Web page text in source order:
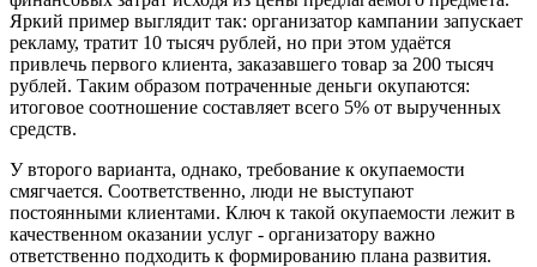
Яркий пример выглядит так: организатор кампании запускает
рекламу, тратит 10 тысяч рублей, но при этом удаётся
привлечь первого клиента, заказавшего товар за 200 тысяч
рублей. Таким образом потраченные деньги окупаются:
итоговое соотношение составляет всего 5% от вырученных
средств.
У второго варианта, однако, требование к окупаемости
смягчается. Соответственно, люди не выступают
постоянными клиентами. Ключ к такой окупаемости лежит в
качественном оказании услуг - организатору важно
ответственно подходить к формированию плана развития.